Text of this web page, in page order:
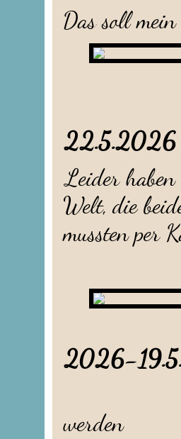
Das soll
Leider
Welt, die
mussten per
2026-
werden